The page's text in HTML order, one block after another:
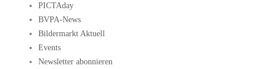
PICTAday
BVPA-News
Bildermarkt Aktuell
Events
Newsletter abonnieren